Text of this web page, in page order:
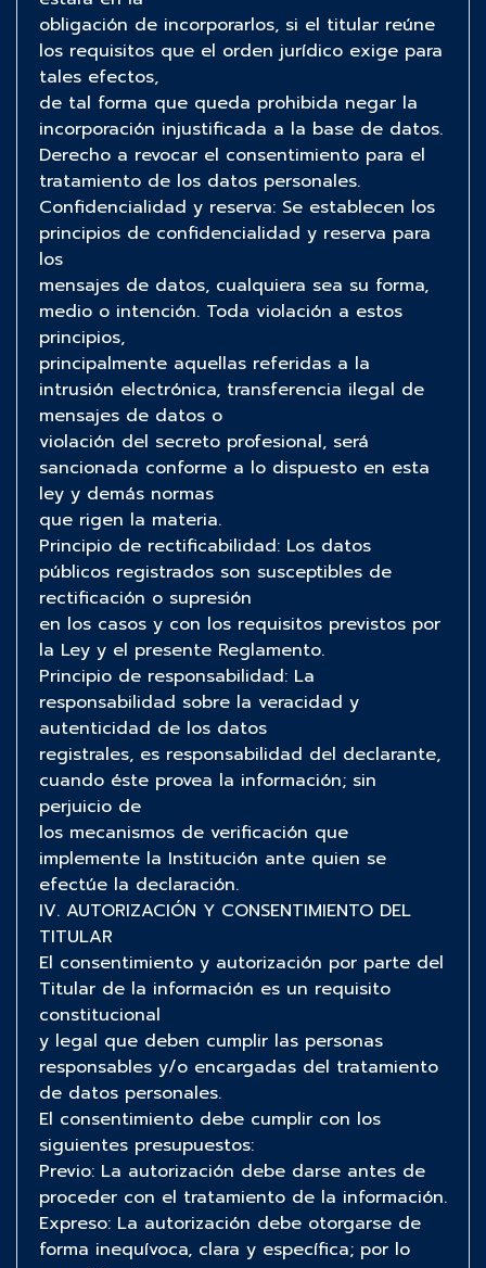
obligación de incorporarlos, si el titular reúne
los requisitos que el orden jurídico exige para
tales efectos,
de tal forma que queda prohibida negar la
incorporación injustificada a la base de datos.
Derecho a revocar el consentimiento para el
tratamiento de los datos personales.
Confidencialidad y reserva: Se establecen los
principios de confidencialidad y reserva para
los
mensajes de datos, cualquiera sea su forma,
medio o intención. Toda violación a estos
principios,
principalmente aquellas referidas a la
intrusión electrónica, transferencia ilegal de
mensajes de datos o
violación del secreto profesional, será
sancionada conforme a lo dispuesto en esta
ley y demás normas
que rigen la materia.
Principio de rectificabilidad: Los datos
públicos registrados son susceptibles de
rectificación o supresión
en los casos y con los requisitos previstos por
la Ley y el presente Reglamento.
Principio de responsabilidad: La
responsabilidad sobre la veracidad y
autenticidad de los datos
registrales, es responsabilidad del declarante,
cuando éste provea la información; sin
perjuicio de
los mecanismos de verificación que
implemente la Institución ante quien se
efectúe la declaración.
IV. AUTORIZACIÓN Y CONSENTIMIENTO DEL
TITULAR
El consentimiento y autorización por parte del
Titular de la información es un requisito
constitucional
y legal que deben cumplir las personas
responsables y/o encargadas del tratamiento
de datos personales.
El consentimiento debe cumplir con los
siguientes presupuestos:
Previo: La autorización debe darse antes de
proceder con el tratamiento de la información.
Expreso: La autorización debe otorgarse de
forma inequívoca, clara y específica; por lo